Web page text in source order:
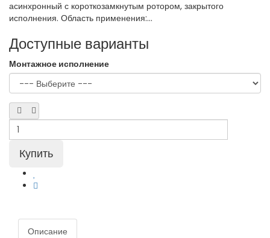
асинхронный с короткозамкнутым ротором, закрытого
исполнения. Область применения:...
Доступные варианты
Монтажное исполнение
Описание